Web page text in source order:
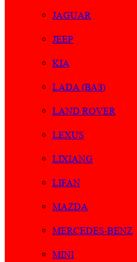
JAGUAR
JEEP
KIA
LADA (ВАЗ)
LAND ROVER
LEXUS
LIXIANG
LIFAN
MAZDA
MERCEDES-BENZ
MINI